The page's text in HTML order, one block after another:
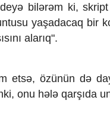
bilərəm ki,
yaşadacaq bir
alarıq".
özünün də
onu hələ qarşıda